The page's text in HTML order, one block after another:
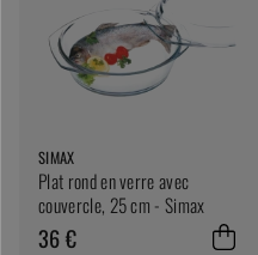
SIMAX
Plat rond en verre avec
couvercle, 25 cm - Simax
36 €